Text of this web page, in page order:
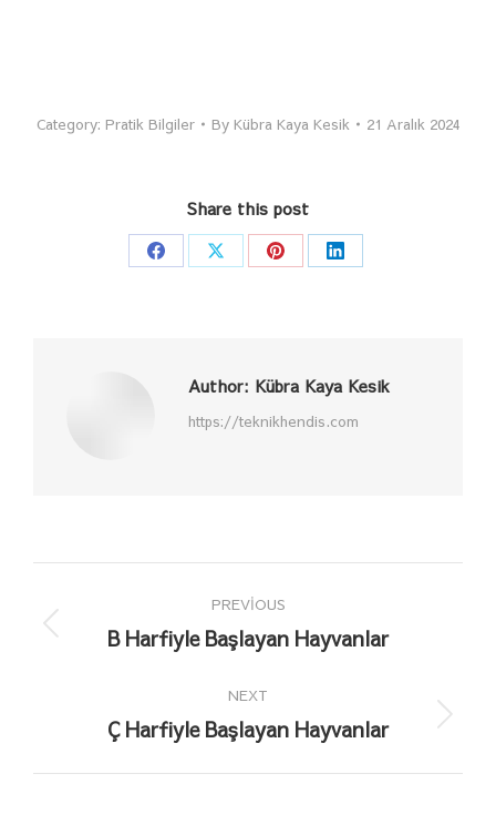
Category: Pratik Bilgiler By Kübra Kaya Kesik 21 Aralık 2024
Share this post
Share Share Share Share
Author: Kübra Kaya Kesik
https://teknikhendis.com
navigation
PREVIOUS
Previous
B Harfiyle Başlayan Hayvanlar
NEXT
Next
Ç Harfiyle Başlayan Hayvanlar